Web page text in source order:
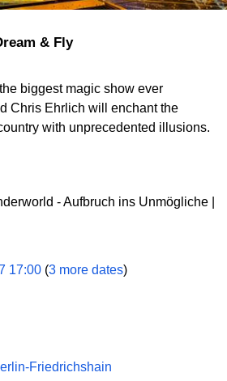
& Fly
biggest magic show ever
Chris Ehrlich will enchant the
with unprecedented illusions.
- Aufbruch ins Unmögliche |
17:00 (3 more dates)
Friedrichshain